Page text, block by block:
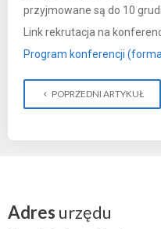
przyjmowane są do 10
Link rekrutacja na
Program konferencji
POPRZEDNI ARTYKUŁ
Adres urzędu